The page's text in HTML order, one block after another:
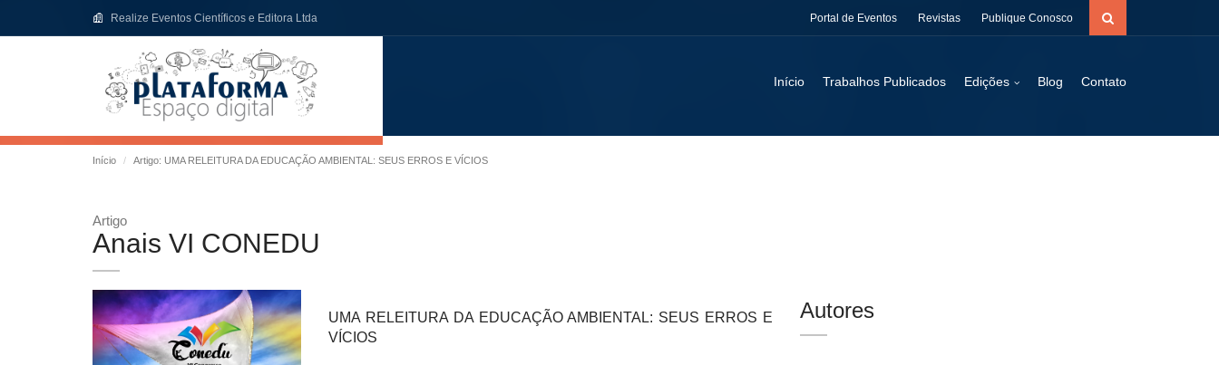
Realize Eventos Científicos e Editora Ltda Portal de Eventos Revistas Publique Conosco
Início Trabalhos Publicados Edições Blog Contato
Início Artigo: UMA RELEITURA DA EDUCAÇÃO AMBIENTAL: SEUS ERROS E VÍCIOS
Artigo
Anais VI CONEDU
UMA RELEITURA DA EDUCAÇÃO AMBIENTAL: SEUS ERROS E
VÍCIOS
Autores